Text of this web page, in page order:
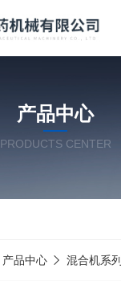
产品中心
PRODUCTS CENTER
产品中心 混合机系列